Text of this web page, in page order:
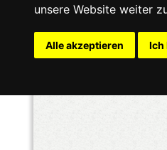
unsere Website weiter
Alle akzeptieren Ich